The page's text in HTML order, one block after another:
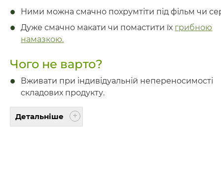
Ними можна смачно похрумтіти під фільм чи
Дуже смачно макати чи помастити їх грибною
намазкою.
Чого не варто?
Вживати при індивідуальній непереносимості
складових продукту.
Детальніше